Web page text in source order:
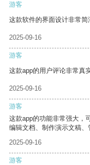
游客
这款软件的界面设计非常简
2025-09-16
游客
这款app的用户评论非常真
2025-09-16
游客
这款app的功能非常强大，
编辑文档、制作演示文稿、
2025-09-16
游客